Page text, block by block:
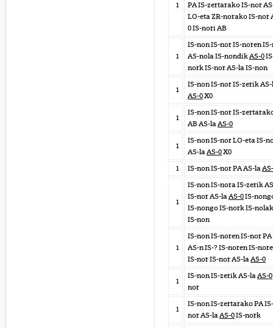
1
PA IS-zertarako IS-nor
LO-eta ZR-norako IS-nor
0 IS-nori AB
1
IS-non IS-nor IS-noren
AS-nola IS-nondikAS-0
nork IS-nor AS-la IS-non
1
IS-non IS-nor IS-zerik
AS-0X0
1
IS-non IS-nor IS-
AB AS-laAS-0
1
IS-non IS-nor LO-eta IS-
AS-laAS-0X0
1
IS-non IS-nor PA AS-la
1
IS-non IS-nora IS-zerik
IS-nor AS-laAS-0IS-
IS-nongo IS-nork IS-
IS-non
1
IS-non IS-noren IS-nor PA
AS-n IS-? IS-noren IS-
IS-nor IS-nor AS-laAS-0
1
IS-non IS-zerik AS-laAS-0
nor
1
IS-non IS-zertarako PA IS-
nor AS-laAS-0IS-nork